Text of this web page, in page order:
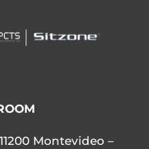
Montevideo –